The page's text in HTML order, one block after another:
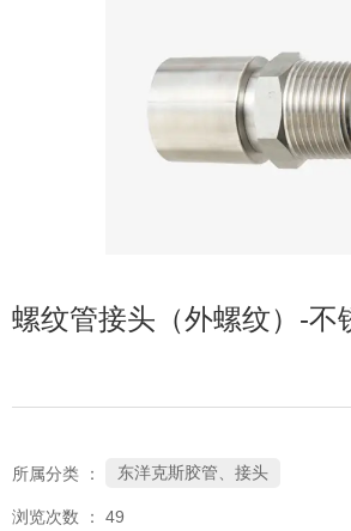
螺纹管接头（外螺纹）-不
所属分类 ： 东洋克斯胶管、接头
浏览次数 ： 49